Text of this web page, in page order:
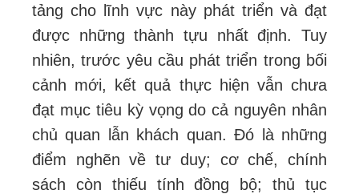
tảng cho lĩnh vực này phát triển và đạt
được những thành tựu nhất định. Tuy
nhiên, trước yêu cầu phát triển trong bối
cảnh mới, kết quả thực hiện vẫn chưa
đạt mục tiêu kỳ vọng do cả nguyên nhân
chủ quan lẫn khách quan. Đó là những
điểm nghẽn về tư duy; cơ chế, chính
sách còn thiếu tính đồng bộ; thủ tục